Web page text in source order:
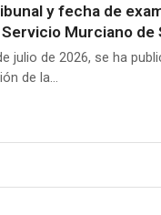
y fecha de
Murciano de
julio de 2026, se ha
de la…